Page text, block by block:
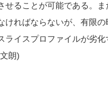
せることが可能である。
ければならないが、有限
ライスプロファイルが劣化
朗)